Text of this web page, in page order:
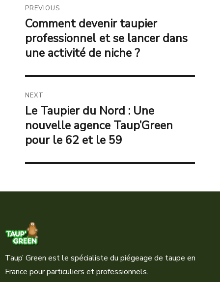
de
l’article
PREVIOUS
Previous
post:
Comment devenir taupier
professionnel et se lancer dans
une activité de niche ?
NEXT
Next
post:
Le Taupier du Nord : Une
nouvelle agence Taup’Green
pour le 62 et le 59
Taup’ Green est le spécialiste du piégeage de taupe en
France pour particuliers et professionnels.